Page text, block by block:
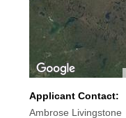
Applicant Contact:
Ambrose Livingstone